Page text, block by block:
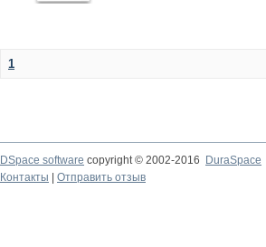
1
DSpace software copyright © 2002-2016
DuraSpace
Контакты
Отправить отзыв